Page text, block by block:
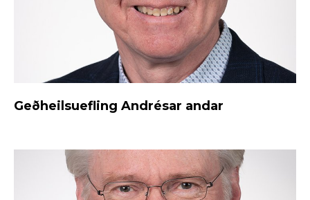
Geðheilsuefling Andrésar andar